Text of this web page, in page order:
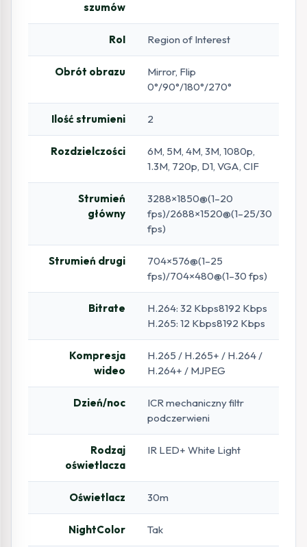
szumów
RoI Region of Interest
Obrót obrazu
Mirror, Flip
0°/90°/180°/270°
Ilość strumieni 2
Rozdzielczości
6M, 5M, 4M, 3M, 1080p,
1.3M, 720p, D1, VGA, CIF
Strumień
główny
3288×1850@(1–20
fps)/2688×1520@(1–25/30
fps)
Strumień drugi
704×576@(1–25
fps)/704×480@(1–30 fps)
Bitrate
H.264: 32 Kbps8192 Kbps
H.265: 12 Kbps8192 Kbps
Kompresja
wideo
H.265 / H.265+ / H.264 /
H.264+ / MJPEG
Dzień/noc
ICR mechaniczny filtr
podczerwieni
Rodzaj
oświetlacza
IR LED+ White Light
Oświetlacz 30m
NightColor Tak